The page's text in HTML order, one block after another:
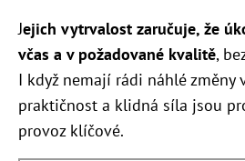
Jejich vytrvalost zaručuje, že
včas a v požadované kvalitě,
I když nemají rádi náhlé změny
praktičnost a klidná síla jsou
provoz klíčové.